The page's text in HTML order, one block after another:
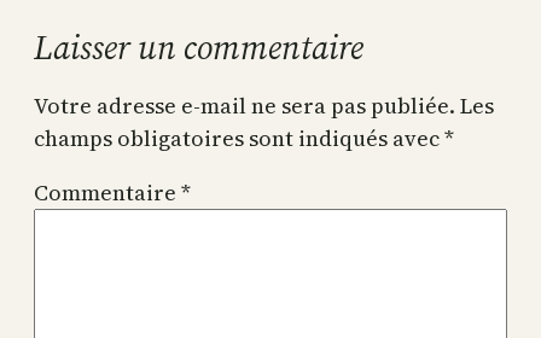
Laisser un commentaire
Votre adresse e-mail ne sera pas publiée. Les
champs obligatoires sont indiqués avec*
Commentaire *